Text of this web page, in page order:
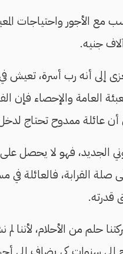
مع الأجور واحتياجات
إلى أنه رب أسرة، تعيش
جهاز التعبئة العامة
الجديد، فهو لا يحصل على
القرابة، فالعائلة
قدرته.
حلم من الأحلام، لأننا